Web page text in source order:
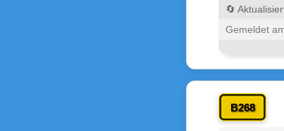
🔄
Gemeldet
B268